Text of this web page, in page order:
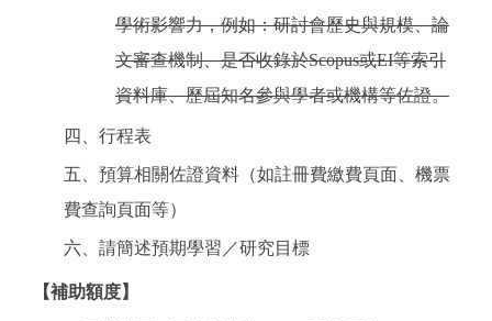
學術影響力，例如：研討會歷史與規模、論
文審查機制、是否收錄於Scopus或EI等索引
資料庫、歷屆知名參與學者或機構等佐證。
四、行程表
五、預算相關佐證資料（如註冊費繳費頁面、機票
費查詢頁面等）
六、請簡述預期學習／研究目標
【補助額度】